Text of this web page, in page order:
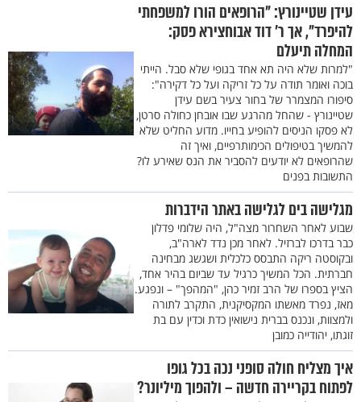
עידן שטיינורץ: "הרופאים הורו למשפחתי
להיפרד", אך ר’ דוד אבוחצירא פסק:
המחלה תיעלם
"למרות שלא היה תא אחד בגופי שלא סבל. הייתי
בוכה ואומר תודה על כל זריקה ועל כל דקירה":
סיפורו המצמרר של בחור צעיר בשם עידן
שטיינורץ - שהחל מהרגע שבו אובחן כחולה סרטן,
לא פסקו הניסים להופיע בחייו. מדוע החליט שלא
להמשיך בטיפולים הכימותרפיים, ואיך זה
שהרופאים לא יודעים להסביר את הנס שאירע לו?
התשובות בפנים
מגלישה בים לגלישה באתר הידברות
שבוע לאחר השחרור מצה"ל, היה שלומי פדלון
כבר בדרכו לברזיל. לאחר מכן נדד לארה"ב,
ובקוסטה ריקה התבסס כלכלית ושגשג מבחינה
חברתית. הכל המשיך כרגיל עד שביום בהיר אחד,
הציץ בספרו של הרב זמיר כהן, "המהפך" – ונפגע.
מאז, נפרד מאשתו המקסיקנית, התקרב לתורה
ולמצוות, ונכנס בברית נישואין כדת וכדין עם בת
זוגתו, יהודייה כמובן
איך מצליח חולה סופני נכה בכל גופו
לפתוח בקריירה חדשה – ולהפוך מיליונר?